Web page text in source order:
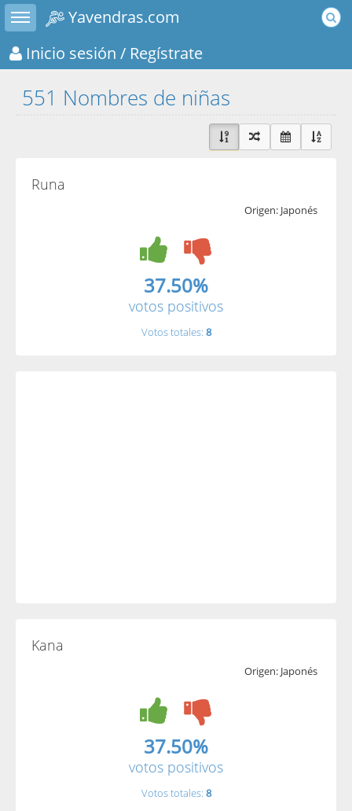
Toggle sidebar
Yavendras.com
Inicio sesión / Regístrate
551 Nombres de niñas
Runa
Origen: Japonés
37.50%
votos positivos
Votos totales: 8
Kana
Origen: Japonés
37.50%
votos positivos
Votos totales: 8